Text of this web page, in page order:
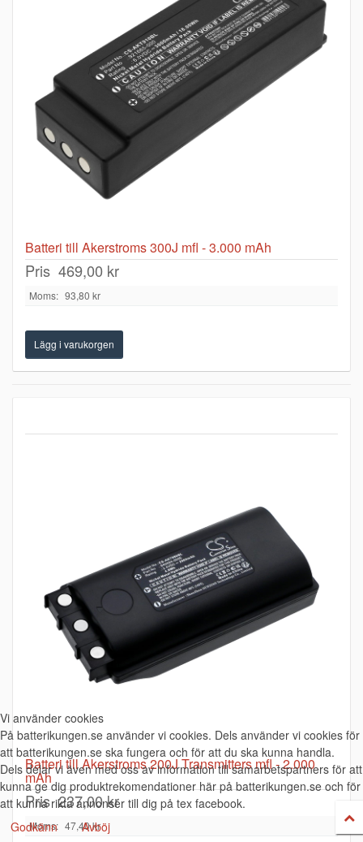
Batteri till Akerstroms 300J mfl - 3.000 mAh
Pris 469,00 kr
Moms: 93,80 kr
Batteri till Akerstroms 200J Transmitters mfl - 2.000
mAh
Pris237,00 kr
Moms: 47,40 kr
Vi använder cookies
På batterikungen.se använder vi cookies. Dels använder vi cookies för
att batterikungen.se ska fungera och för att du ska kunna handla.
Dels delar vi även med oss av information till samarbetspartners för att
kunna ge dig produktrekomendationer här på batterikungen.se och för
att kunna rikta annonser till dig på tex facebook.
Godkänn
Avböj